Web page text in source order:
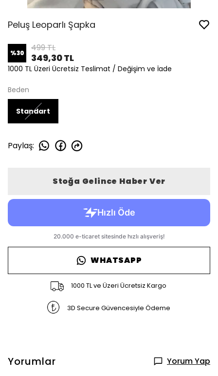
Peluş Leoparlı Şapka
%30 499 TL
349,30 TL
1000 TL Üzeri Ücretsiz Teslimat / Değişim ve İade
Beden
Standart
Paylaş:
Stoğa Gelince Haber Ver
WHATSAPP
1000 TL ve Üzeri Ücretsiz Kargo
3D Secure Güvencesiyle Ödeme
Yorumlar Yorum Yap